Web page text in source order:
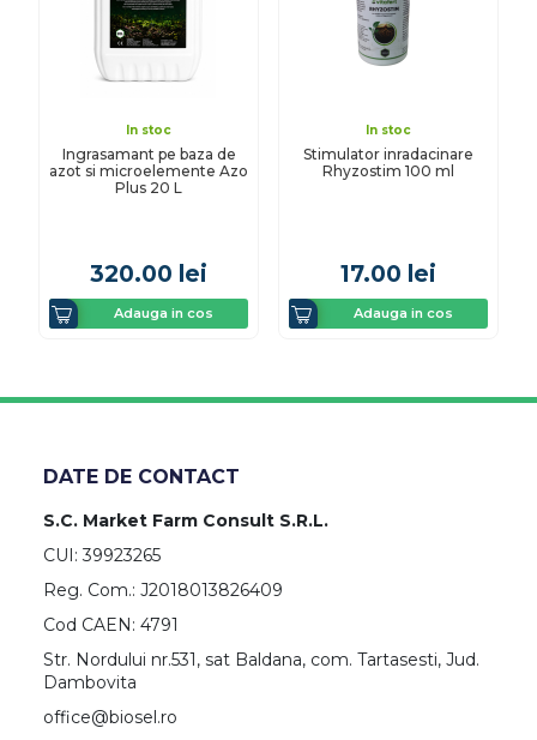
In stoc
Ingrasamant pe baza de
azot si microelemente Azo
Plus 20 L
320.00 lei
Adauga in cos
In stoc
Stimulator inradacinare
Rhyzostim 100 ml
17.00 lei
Adauga in cos
DATE DE CONTACT
S.C. Market Farm Consult S.R.L.
CUI: 39923265
Reg. Com.: J2018013826409
Cod CAEN: 4791
Str. Nordului nr.531, sat Baldana, com. Tartasesti, Jud.
Dambovita
office@biosel.ro